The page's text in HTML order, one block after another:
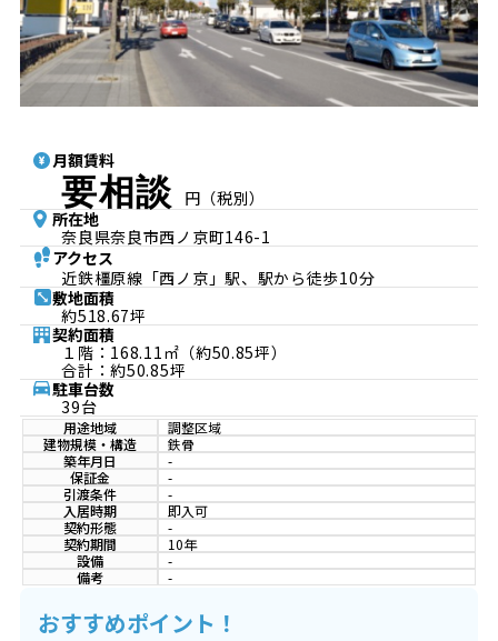
月額賃料
要相談
円（税別）
所在地
奈良県奈良市西ノ京町146-1
アクセス
近鉄橿原線「西ノ京」駅、駅から徒歩10分
敷地面積
約518.67坪
契約面積
１階：168.11㎡（約50.85坪）
合計：約50.85坪
駐車台数
39台
用途地域
調整区域
建物規模・構造
鉄骨
築年月日
-
保証金
-
引渡条件
-
入居時期
即入可
契約形態
-
契約期間
10年
設備
-
備考
-
おすすめポイント！